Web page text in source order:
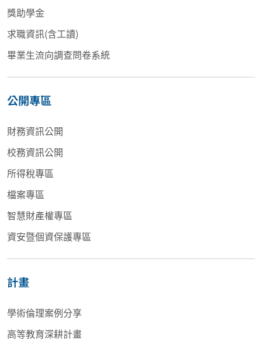
獎助學金
求職資訊(含工讀)
畢業生流向調查問卷系統
公開專區
財務資訊公開
校務資訊公開
所得稅專區
檔案專區
智慧財產權專區
資安暨個資保護專區
計畫
學術倫理案例分享
高等教育深耕計畫